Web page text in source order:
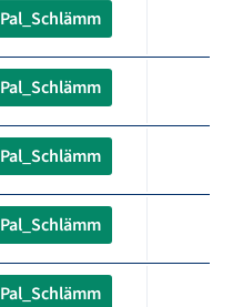
Pal_Schlämm
Pal_Schlämm
Pal_Schlämm
Pal_Schlämm
Pal_Schlämm